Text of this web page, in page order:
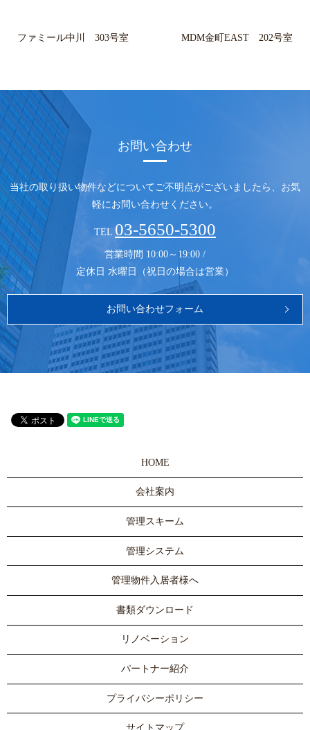
ファミール中川 303号室 MDM金町EAST 202号室
お問い合わせ
当社の取り扱い物件などについてご不明点がございましたら、 お気
軽にお問い合わせください。
TEL 03-5650-5300
営業時間 10:00～19:00 /
定休日 水曜日（祝日の場合は営業）
お問い合わせフォーム
HOME
会社案内
管理スキーム
管理システム
管理物件入居者様へ
書類ダウンロード
リノベーション
パートナー紹介
プライバシーポリシー
サイトマップ